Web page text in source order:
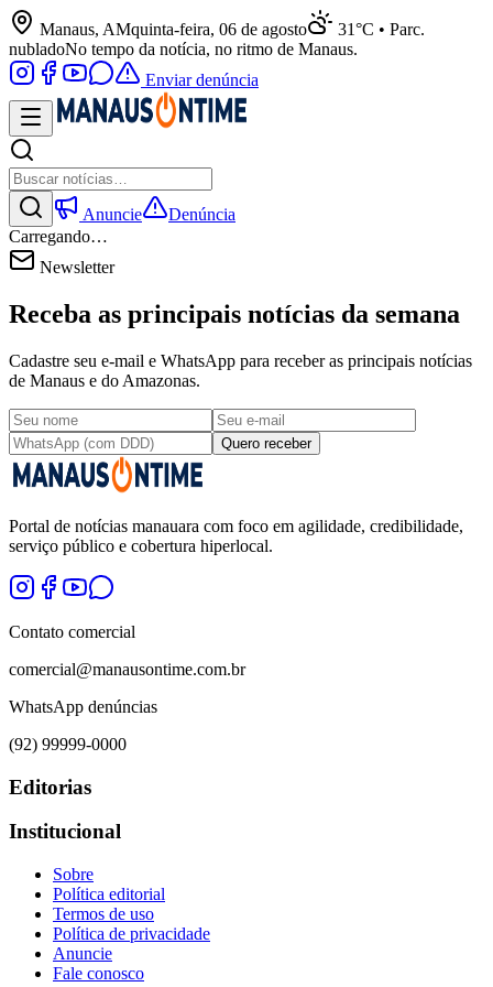
Manaus, AMquinta-feira, 06 de agosto
31°C • Parc.
nubladoNo tempo da notícia, no ritmo de Manaus.
Enviar denúncia
Anuncie
Denúncia
Carregando…
Newsletter
Receba as principais notícias da semana
Cadastre seu e-mail e WhatsApp para receber as principais notícias
de Manaus e do Amazonas.
Quero receber
Portal de notícias manauara com foco em agilidade, credibilidade,
serviço público e cobertura hiperlocal.
Contato comercial
comercial@manausontime.com.br
WhatsApp denúncias
(92) 99999-0000
Editorias
Institucional
Sobre
Política editorial
Termos de uso
Política de privacidade
Anuncie
Fale conosco